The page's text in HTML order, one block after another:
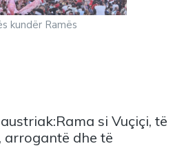
kundër Ramës
si Vuçiçi, të
arrogantë dhe të